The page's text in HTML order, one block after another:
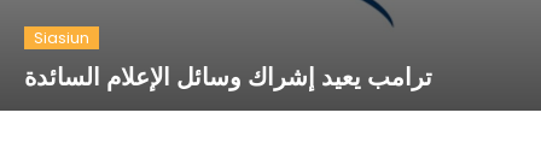
Siasiun
ترامب يعيد إشراك وسائل الإعلام السائدة